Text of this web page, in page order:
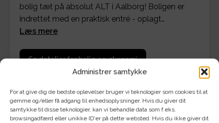
Administrer samtykke
For at give dig de bedste oplevelser bruger vi teknologier som cookies til at
gemme og/eller få adgang til enhedsoplysninger. Hvis du giver dit
samtykke til disse teknologier, kan vi behandle data som f.eks.
browsingadfærd eller unikke ID'er på dette websted. Hvis du ikke giver dit
bolig tæt på absolut ALT i Aalborg! Boligen er
indrettet med en praktisk entré - oplagt…
Læs mere
Se detaljer for bolig og økonomi